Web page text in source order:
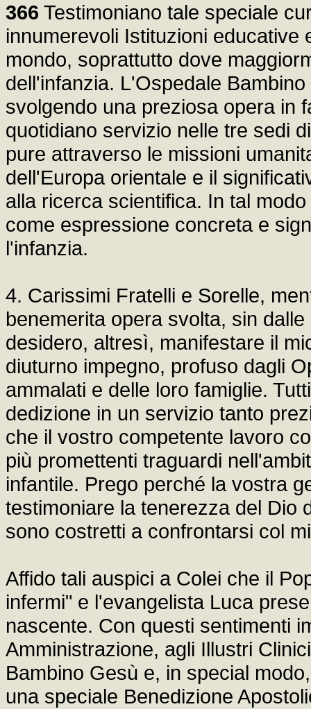
366 Testimoniano tale speciale
innumerevoli Istituzioni educative
mondo, soprattutto dove
dell'infanzia. L'Ospedale
svolgendo una preziosa opera in
quotidiano servizio nelle tre sedi
pure attraverso le missioni
dell'Europa orientale e il
alla ricerca scientifica. In tal
come espressione concreta e
l'infanzia.
4. Carissimi Fratelli e Sorelle,
benemerita opera svolta, sin
desidero, altresì, manifestare il
diuturno impegno, profuso dagli
ammalati e delle loro famiglie.
dedizione in un servizio tanto
che il vostro competente lavoro
più promettenti traguardi
infantile. Prego perché la vostra
testimoniare la tenerezza del Dio
sono costretti a confrontarsi col
Affido tali auspici a Colei che il
infermi" e l'evangelista Luca
nascente. Con questi sentimenti
Amministrazione, agli Illustri
Bambino Gesù e, in special
una speciale Benedizione